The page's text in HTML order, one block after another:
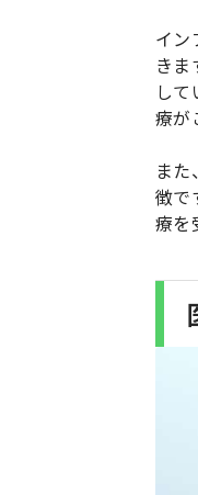
イン
き
し
療が
ま
徴で
療を